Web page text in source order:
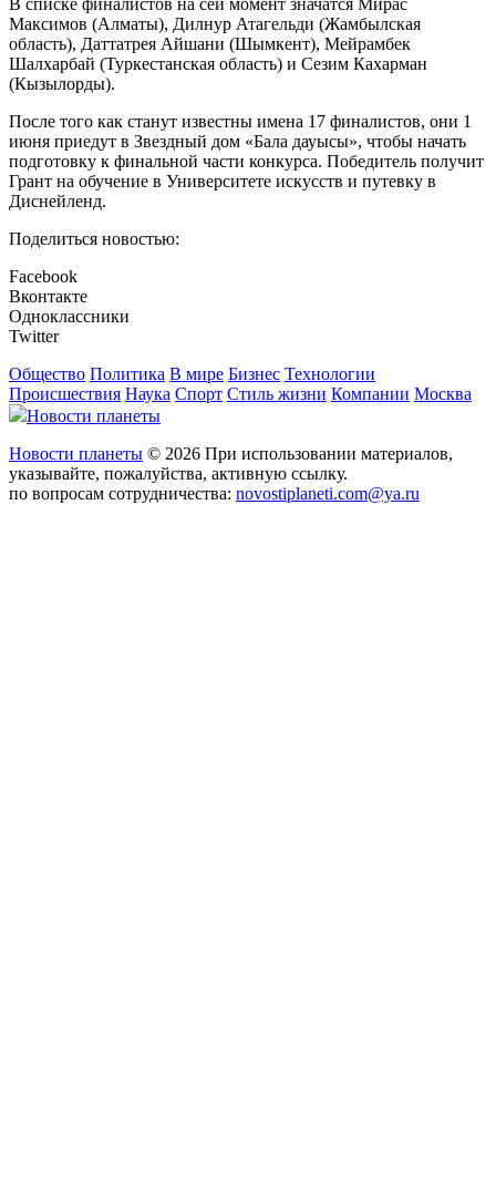
В списке финалистов на сей момент значатся Мирас
Максимов (Алматы), Дилнур Атагельди (Жамбылская
область), Даттатрея Айшани (Шымкент), Мейрамбек
Шалхарбай (Туркестанская область) и Сезим Кахарман
(Кызылорды).
После того как станут известны имена 17 финалистов, они 1
июня приедут в Звездный дом «Бала дауысы», чтобы начать
подготовку к финальной части конкурса. Победитель получит
Грант на обучение в Университете искусств и путевку в
Диснейленд.
Поделиться новостью:
Facebook
Вконтакте
Одноклассники
Twitter
Общество Политика В мире Бизнес Технологии
Происшествия Наука Спорт Стиль жизни Компании Москва
Новости планеты
Новости планеты © 2026 При использовании материалов,
указывайте, пожалуйства, активную ссылку.
по вопросам сотрудничества: novostiplaneti.com@ya.ru